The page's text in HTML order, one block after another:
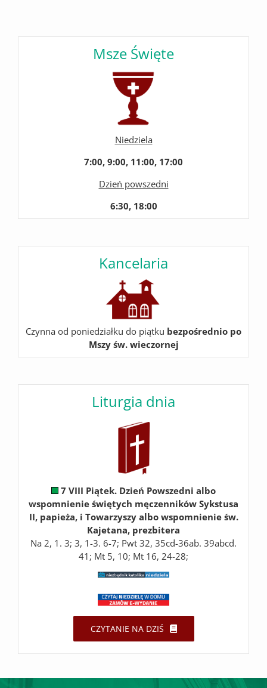
Msze Święte
Niedziela
7:00, 9:00, 11:00, 17:00
Dzień powszedni
6:30, 18:00
Kancelaria
Czynna od poniedziałku do piątku bezpośrednio po
Mszy św. wieczornej
Liturgia dnia
7 VIII Piątek. Dzień Powszedni albo
wspomnienie świętych męczenników Sykstusa
II, papieża, i Towarzyszy albo wspomnienie św.
Kajetana, prezbitera
Na 2, 1. 3; 3, 1-3. 6-7; Pwt 32, 35cd-36ab. 39abcd.
41; Mt 5, 10; Mt 16, 24-28;
CZYTANIE NA DZIŚ